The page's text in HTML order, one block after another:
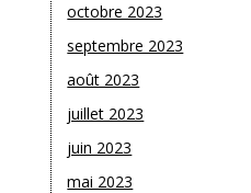
octobre 2023
septembre 2023
août 2023
juillet 2023
juin 2023
mai 2023